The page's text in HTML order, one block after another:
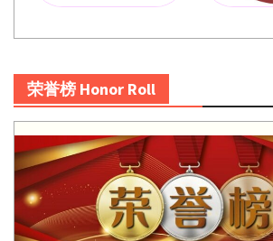
荣誉榜 Honor Roll